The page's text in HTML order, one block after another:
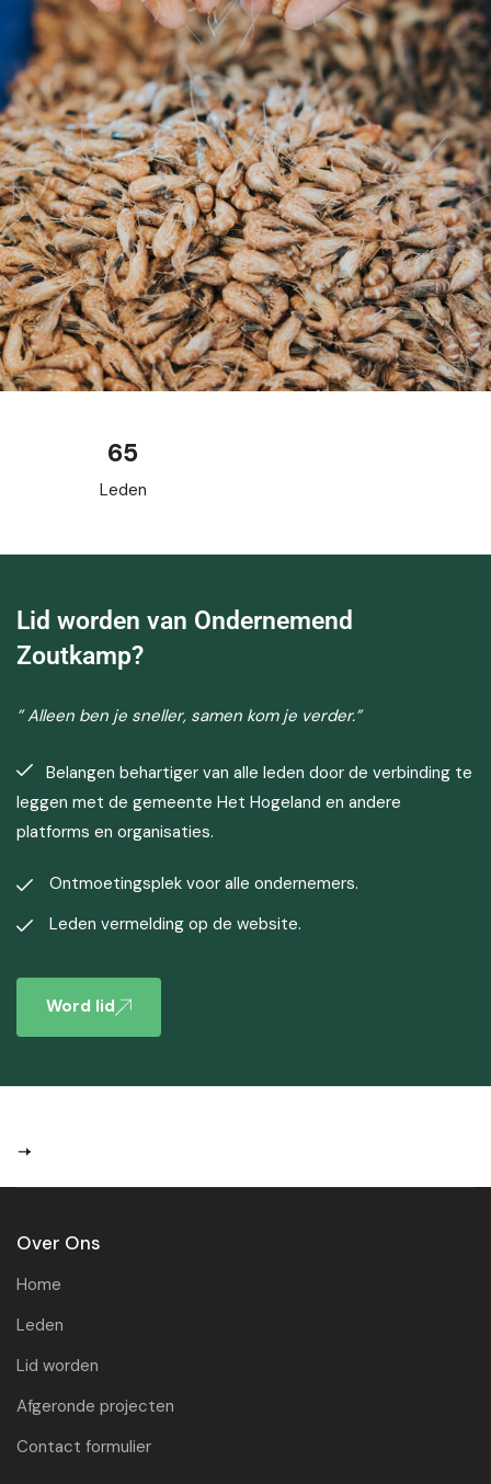
Leden
65
Lid worden van Ondernemend
Zoutkamp?
” Alleen ben je sneller, samen kom je verder.”
Belangen behartiger van alle leden door de verbinding te
leggen met de gemeente Het Hogeland en andere
platforms en organisaties.
Ontmoetingsplek voor alle ondernemers.
Leden vermelding op de website.
Word lid
Over Ons
Home
Leden
Lid worden
Afgeronde projecten
Contact formulier